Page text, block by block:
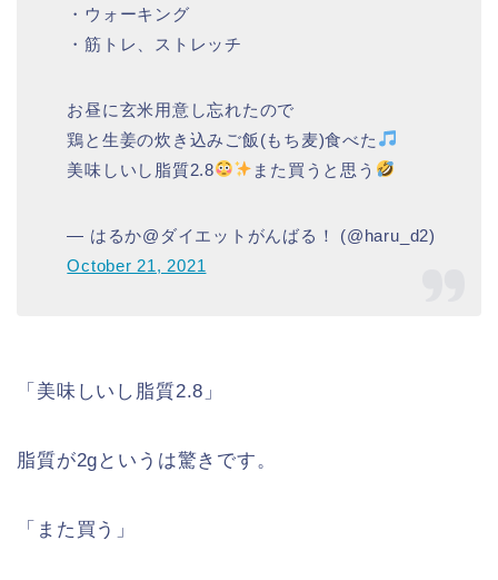
・ウォーキング
・筋トレ、ストレッチ
お昼に玄米用意し忘れたので
鶏と生姜の炊き込みご飯(もち麦)食べた
美味しいし脂質2.8
また買うと思う
— はるか@ダイエットがんばる！ (@haru_d2)
October 21, 2021
「美味しいし脂質2.8」
脂質が2gというは驚きです。
「また買う」